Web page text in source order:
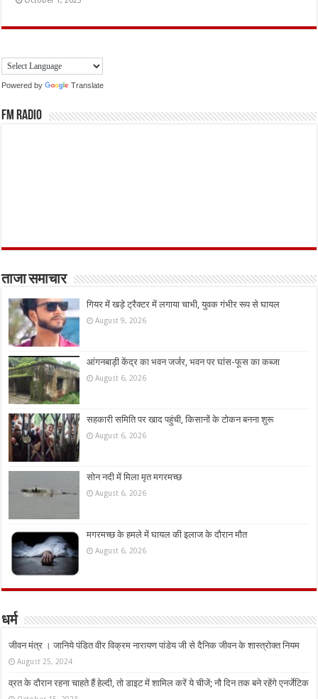
Powered by Translate
FM Radio
ताजा समाचार
गियर में खड़े ट्रैक्टर में लगाया चाभी, युवक गंभीर रूप से घायल
August 9, 2026
आंगनबाड़ी केंद्र का भवन जर्जर, भवन पर घांस-फूस का कब्जा
August 6, 2026
सहकारी समिति पर खाद पहुंची, किसानों के टोकन बनना शुरू
August 6, 2026
सोन नदी में मिला मृत मगरमच्छ
August 6, 2026
मगरमच्छ के हमले में घायल की इलाज के दौरान मौत
August 6, 2026
धर्म
जीवन मंत्र । जानिये पंडित वीर विक्रम नारायण पांडेय जी से दैनिक जीवन के शास्त्रोक्त नियम
August 25, 2024
व्रत के दौरान रहना चाहते हैं हेल्दी, तो डाइट में शामिल करें ये चीजें; नौ दिन तक बने रहेंगे एनर्जेटिक